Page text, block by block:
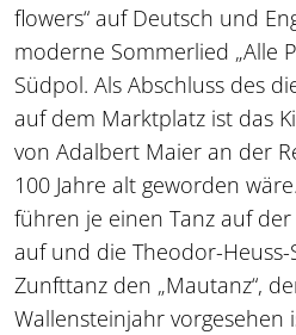
flowers“ auf Deutsch und
moderne Sommerlied „Alle
Südpol. Als Abschluss des
auf dem Marktplatz ist das
von Adalbert Maier an der
100 Jahre alt geworden
führen je einen Tanz auf
auf und die Theodor-
Zunfttanz den „Mautanz“,
Wallensteinjahr vorgesehen